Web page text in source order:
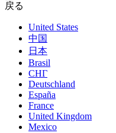
戻る
United States
中国
日本
Brasil
СНГ
Deutschland
España
France
United Kingdom
Mexico